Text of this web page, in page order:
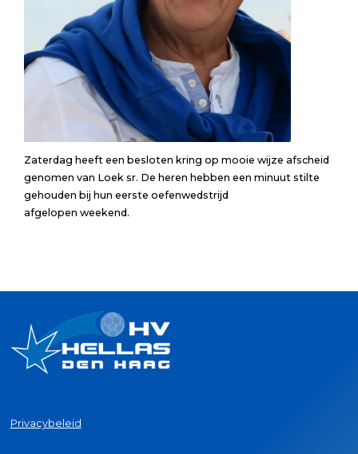
Zaterdag heeft een besloten kring op mooie wijze afscheid
genomen van Loek sr. De heren hebben een minuut stilte
gehouden bij hun eerste oefenwedstrijd
afgelopen weekend.
Privacybeleid